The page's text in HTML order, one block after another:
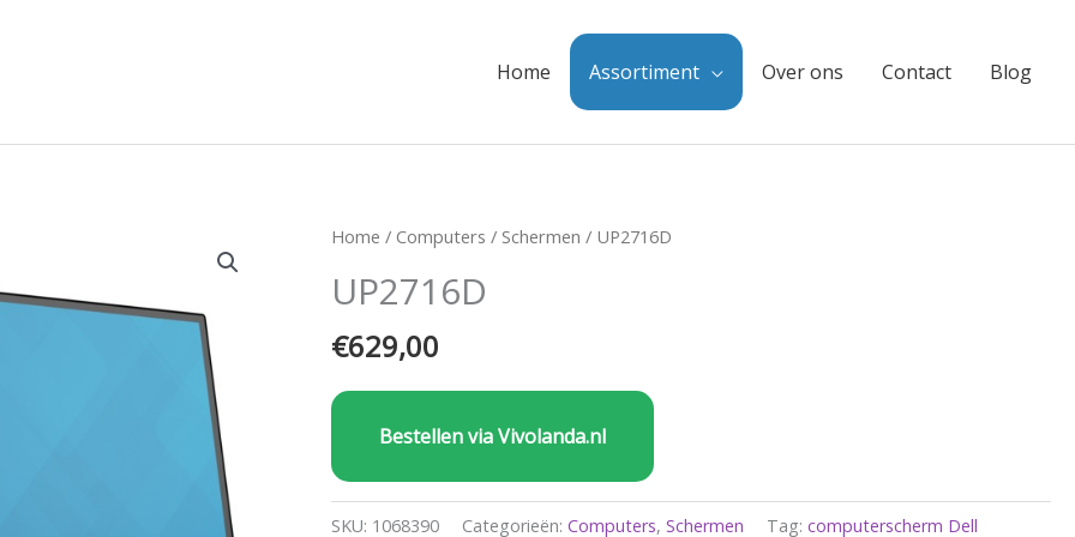
Home Assortiment Over ons Contact Blog
Home / Computers / Schermen / UP2716D
UP2716D
€629,00
Bestellen via Vivolanda.nl
SKU: 1068390 Categorieën:Computers,Schermen Tag:computerscherm Dell